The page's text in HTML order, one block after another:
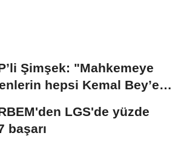
Şimşek: "Mahkemeye
hepsi Kemal Bey’e
LGS'de yüzde
başarı